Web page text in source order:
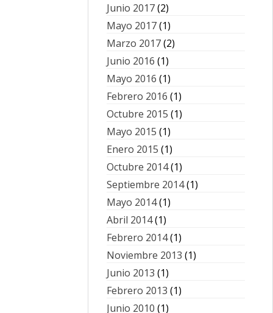
Junio 2017(2)
Mayo 2017(1)
Marzo 2017(2)
Junio 2016 (1)
Mayo 2016 (1)
Febrero 2016 (1)
Octubre 2015 (1)
Mayo 2015 (1)
Enero 2015 (1)
Octubre 2014(1)
Septiembre 2014(1)
Mayo 2014(1)
Abril 2014(1)
Febrero 2014(1)
Noviembre 2013 (1)
Junio 2013 (1)
Febrero 2013 (1)
Junio 2010 (1)